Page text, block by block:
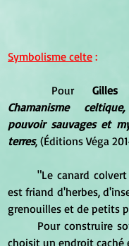
Symbolisme celte :
	Pour
Gilles
Chamanisme
pouvoir sauvages et
terres, (Éditions Véga
est friand d'herbes,
grenouilles et de petits
choisit un endroit caché